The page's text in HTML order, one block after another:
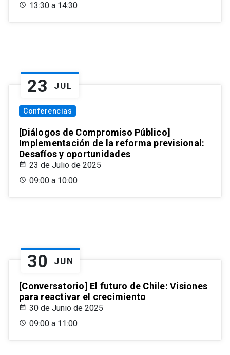
13:30 a 14:30
23 JUL
Conferencias
[Diálogos de Compromiso Público]
Implementación de la reforma previsional:
Desafíos y oportunidades
23 de Julio de 2025
09:00 a 10:00
30 JUN
[Conversatorio] El futuro de Chile: Visiones
para reactivar el crecimiento
30 de Junio de 2025
09:00 a 11:00